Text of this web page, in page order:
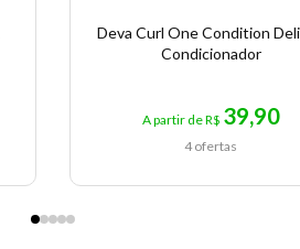
Deva Curl One Condition
Condicionador
A partir de R$ 39,90
4 ofertas